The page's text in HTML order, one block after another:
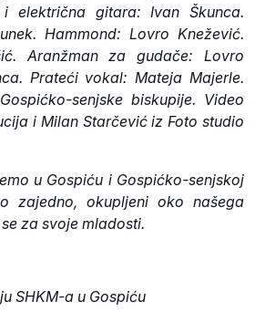
i električna gitara: Ivan Škunca.
Hammond: Lovro Knežević.
Aranžman za gudače: Lovro
Prateći vokal: Mateja Majerle.
senjske biskupije. Video
i Milan Starčević iz Foto studio
u Gospiću i Gospićko-senjskoj
zajedno, okupljeni oko našega
za svoje mladosti.
SHKM-a u Gospiću